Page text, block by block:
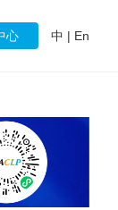
心 中 | En